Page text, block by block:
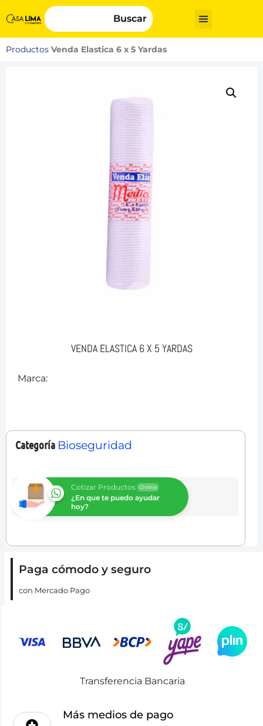
Buscar
Productos Venda Elastica 6 x 5 Yardas
VENDA ELASTICA 6 X 5 YARDAS
Marca:
Categoría Bioseguridad
Cotizar Productos Online
¿En que te puedo ayudar
hoy?
Paga cómodo y seguro
con Mercado Pago
Transferencia Bancaria
Más medios de pago